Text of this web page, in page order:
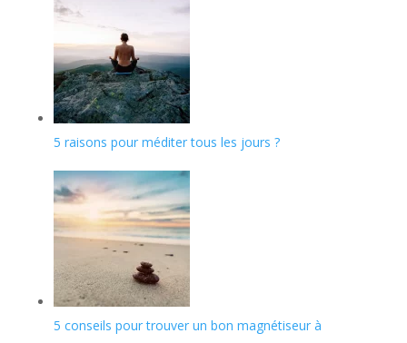
5 raisons pour méditer tous les jours ?
5 conseils pour trouver un bon magnétiseur à